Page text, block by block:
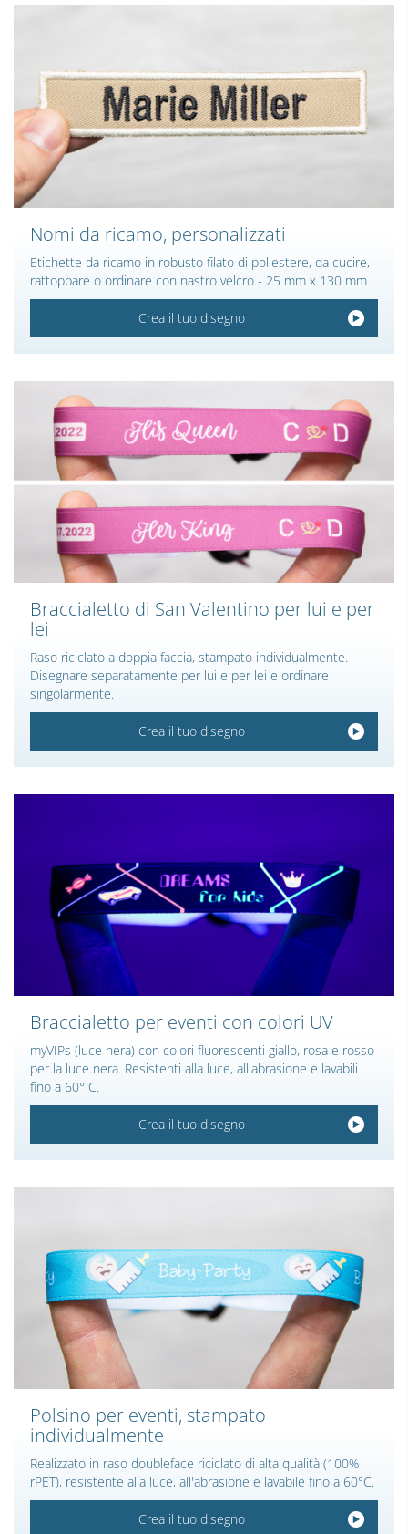
Nomi da ricamo, personalizzati
Etichette da ricamo in robusto filato di poliestere, da cucire,
rattoppare o ordinare con nastro velcro - 25 mm x 130 mm.
Crea il tuo disegno
Braccialetto di San Valentino per lui e per
lei
Raso riciclato a doppia faccia, stampato individualmente.
Disegnare separatamente per lui e per lei e ordinare
singolarmente.
Crea il tuo disegno
Braccialetto per eventi con colori UV
myVIPs (luce nera) con colori fluorescenti giallo, rosa e rosso
per la luce nera. Resistenti alla luce, all'abrasione e lavabili
fino a 60° C.
Crea il tuo disegno
Polsino per eventi, stampato
individualmente
Realizzato in raso doubleface riciclato di alta qualità (100%
rPET), resistente alla luce, all'abrasione e lavabile fino a 60°C.
Crea il tuo disegno